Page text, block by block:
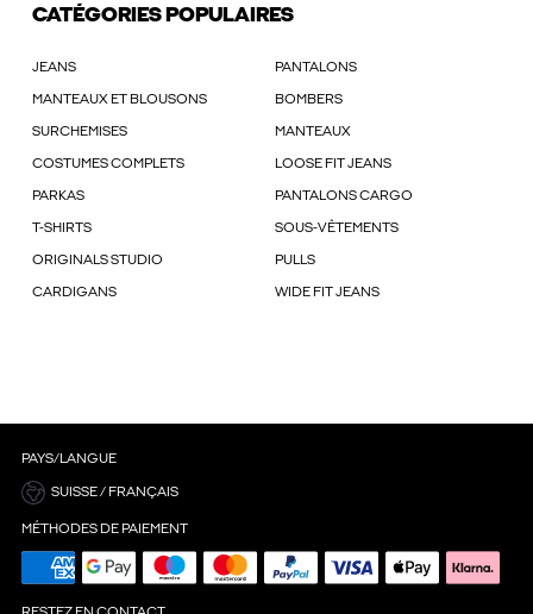
CATÉGORIES POPULAIRES
JEANS PANTALONS
MANTEAUX ET BLOUSONS BOMBERS
SURCHEMISES MANTEAUX
COSTUMES COMPLETS LOOSE FIT JEANS
PARKAS PANTALONS CARGO
T-SHIRTS SOUS-VÊTEMENTS
ORIGINALS STUDIO PULLS
CARDIGANS WIDE FIT JEANS
PAYS/LANGUE
SUISSE / FRANÇAIS
MÉTHODES DE PAIEMENT